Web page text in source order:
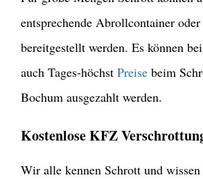
entsprechende Abrollcontainer
bereitgestellt werden. Es können
auch Tages-höchst Preise beim
Bochum ausgezahlt werden.
Kostenlose KFZ
Wir alle kennen Schrott und